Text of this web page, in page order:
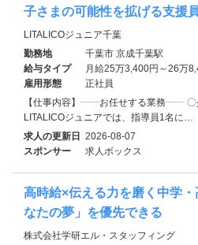
子さまの可能性を拡げる支援
LITALICOジュニア千葉
勤務地
千葉市 京成千葉駅
給与タイプ
月給25万3,400円～26万
雇用形態
正社員
【仕事内容】┈┈お任せする業務┈┈ 〇
LITALICOジュニアでは、指導員1名に…
求人の更新日 2026-08-07
スポンサー
求人ボックス
高時給×伝える力を磨く中学
なたの夢」を優先できる
株式会社学研エル・スタッフィング